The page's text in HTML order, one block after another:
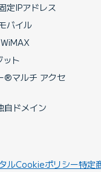
定IPアドレス
バイル
ット
®マルチ アクセ
自ドメイン
ルCookieポリシー特定